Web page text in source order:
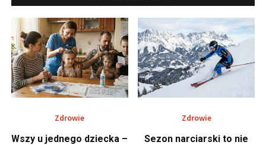
Zdrowie
Wszy u jednego dziecka –
Zdrowie
Sezon narciarski to nie